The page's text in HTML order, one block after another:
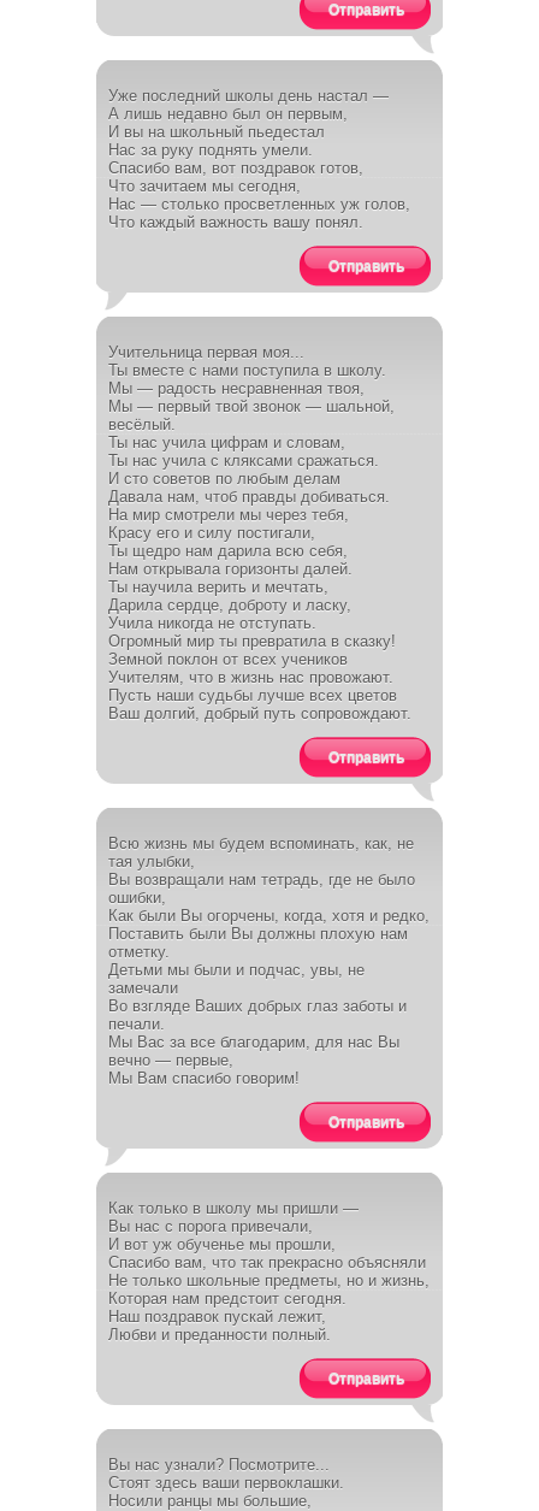
Отправить
Уже последний школы день настал —
А лишь недавно был он первым,
И вы на школьный пьедестал
Нас за руку поднять умели.
Спасибо вам, вот поздравок готов,
Что зачитаем мы сегодня,
Нас — столько просветленных уж голов,
Что каждый важность вашу понял.
Отправить
Учительница первая моя...
Ты вместе с нами поступила в школу.
Мы — радость несравненная твоя,
Мы — первый твой звонок — шальной,
весёлый.
Ты нас учила цифрам и словам,
Ты нас учила с кляксами сражаться.
И сто советов по любым делам
Давала нам, чтоб правды добиваться.
На мир смотрели мы через тебя,
Красу его и силу постигали,
Ты щедро нам дарила всю себя,
Нам открывала горизонты далей.
Ты научила верить и мечтать,
Дарила сердце, доброту и ласку,
Учила никогда не отступать.
Огромный мир ты превратила в сказку!
Земной поклон от всех учеников
Учителям, что в жизнь нас провожают.
Пусть наши судьбы лучше всех цветов
Ваш долгий, добрый путь сопровождают.
Отправить
Всю жизнь мы будем вспоминать, как, не
тая улыбки,
Вы возвращали нам тетрадь, где не было
ошибки,
Как были Вы огорчены, когда, хотя и редко,
Поставить были Вы должны плохую нам
отметку.
Детьми мы были и подчас, увы, не
замечали
Во взгляде Ваших добрых глаз заботы и
печали.
Мы Вас за все благодарим, для нас Вы
вечно — первые,
Мы Вам спасибо говорим!
Отправить
Как только в школу мы пришли —
Вы нас с порога привечали,
И вот уж обученье мы прошли,
Спасибо вам, что так прекрасно объясняли
Не только школьные предметы, но и жизнь,
Которая нам предстоит сегодня.
Наш поздравок пускай лежит,
Любви и преданности полный.
Отправить
Вы нас узнали? Посмотрите...
Стоят здесь ваши первоклашки.
Носили ранцы мы большие,